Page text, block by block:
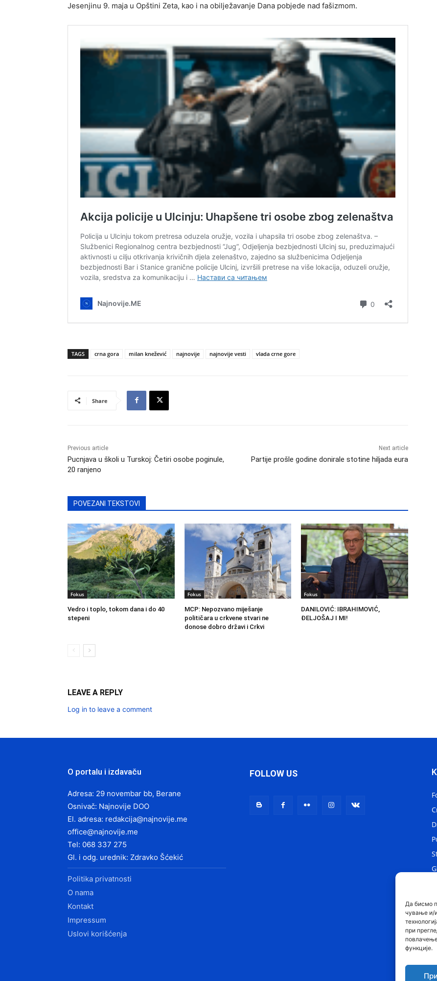
Да бисмо
чување и/
при
функције.
Jesenjinu 9. maja u Opštini Zeta, kao i na obilježavanje Dana pobjede nad fašizmom.
TAGS crna gora milan knežević najnovije najnovije vesti vlada crne gore
Share
Previous article
Pucnjava u školi u Turskoj: Četiri osobe poginule,
20 ranjeno
Next article
Partije prošle godine donirale stotine hiljada eura
POVEZANI TEKSTOVI
Fokus
Vedro i toplo, tokom dana i do 40
stepeni
Fokus
MCP: Nepozvano miješanje
političara u crkvene stvari ne
donose dobro državi i Crkvi
Fokus
DANILOVIĆ: IBRAHIMOVIĆ,
ĐELJOŠAJ I MI!
LEAVE A REPLY
Log in to leave a comment
O portalu i izdavaču
Adresa: 29 novembar bb, Berane
Osnivač: Najnovije DOO
El. adresa: redakcija@najnovije.me
office@najnovije.me
Tel: 068 337 275
Gl. i odg. urednik: Zdravko Šćekić
Politika privatnosti
O nama
Kontakt
Impressum
Uslovi korišćenja
FOLLOW US